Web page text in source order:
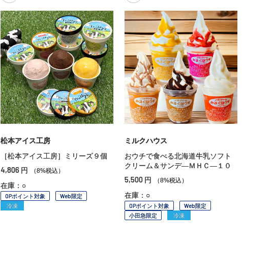
松本アイス工房
［松本アイス工房］ミリーズ９個
4,806 円 （8%税込）
在庫：○
OPポイント対象
Web限定
冷凍
ミルクハウス
おウチで食べる北海道牛乳ソフト
クリーム＆サンデ—ＭＨＣ—１０
5,500 円 （8%税込）
在庫：○
OPポイント対象
Web限定
小田急限定
冷凍